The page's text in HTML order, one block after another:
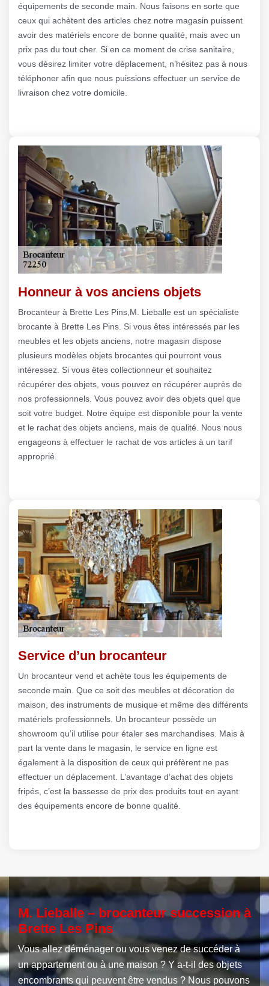
équipements de seconde main. Nous faisons en sorte que
ceux qui achètent des articles chez notre magasin puissent
avoir des matériels encore de bonne qualité, mais avec un
prix pas du tout cher. Si en ce moment de crise sanitaire,
vous désirez limiter votre déplacement, n’hésitez pas à nous
téléphoner afin que nous puissions effectuer un service de
livraison chez votre domicile.
Honneur à vos anciens objets
Brocanteur à Brette Les Pins,M. Lieballe est un spécialiste
brocante à Brette Les Pins. Si vous êtes intéressés par les
meubles et les objets anciens, notre magasin dispose
plusieurs modèles objets brocantes qui pourront vous
intéressez. Si vous êtes collectionneur et souhaitez
récupérer des objets, vous pouvez en récupérer auprès de
nos professionnels. Vous pouvez avoir des objets quel que
soit votre budget. Notre équipe est disponible pour la vente
et le rachat des objets anciens, mais de qualité. Nous nous
engageons à effectuer le rachat de vos articles à un tarif
approprié.
Service d’un brocanteur
Un brocanteur vend et achète tous les équipements de
seconde main. Que ce soit des meubles et décoration de
maison, des instruments de musique et même des différents
matériels professionnels. Un brocanteur possède un
showroom qu’il utilise pour étaler ses marchandises. Mais à
part la vente dans le magasin, le service en ligne est
également à la disposition de ceux qui préfèrent ne pas
effectuer un déplacement. L’avantage d’achat des objets
fripés, c’est la bassesse de prix des produits tout en ayant
des équipements encore de bonne qualité.
M. Lieballe – brocanteur succession à
Brette Les Pins
Vous allez déménager ou vous venez de succéder à
un appartement ou à une maison ? Y a-t-il des objets
encombrants qui peuvent être vendus ? Nous pouvons